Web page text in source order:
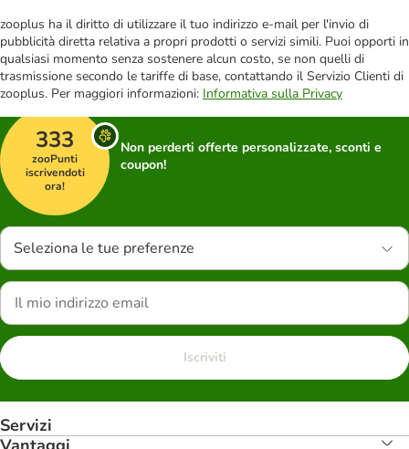
zooplus ha il diritto di utilizzare il tuo indirizzo e-mail per l'invio di
pubblicità diretta relativa a propri prodotti o servizi simili. Puoi opporti in
qualsiasi momento senza sostenere alcun costo, se non quelli di
trasmissione secondo le tariffe di base, contattando il Servizio Clienti di
zooplus. Per maggiori informazioni: Informativa sulla Privacy
333
zooPunti
iscrivendoti
ora!
Non perderti offerte personalizzate, sconti e
coupon!
Seleziona le tue preferenze
Iscriviti
Servizi